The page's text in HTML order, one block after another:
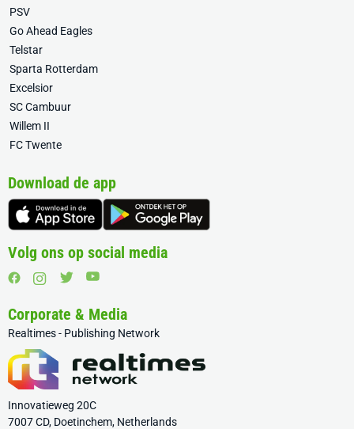
PSV
Go Ahead Eagles
Telstar
Sparta Rotterdam
Excelsior
SC Cambuur
Willem II
FC Twente
Download de app
Volg ons op social media
Corporate & Media
Realtimes - Publishing Network
Innovatieweg 20C
7007 CD, Doetinchem, Netherlands